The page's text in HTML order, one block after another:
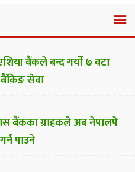
बैंकले बन्द गर्यो ७ वटा
सेवा
बैंकका ग्राहकले अब नेपालपे
पाउने